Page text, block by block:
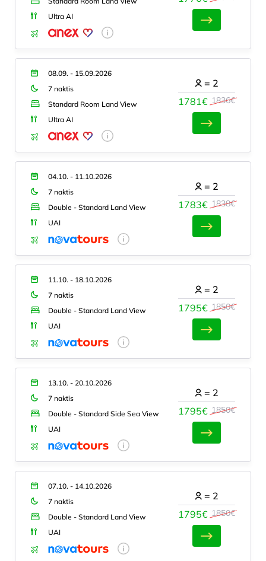
Ultra AI
08.09. - 15.09.2026
7 naktis
Standard Room Land View
Ultra AI
1781€ 1836€
= 2
04.10. - 11.10.2026
7 naktis
Double - Standard Land View
UAI
1783€ 1838€
= 2
11.10. - 18.10.2026
7 naktis
Double - Standard Land View
UAI
1795€ 1850€
= 2
13.10. - 20.10.2026
7 naktis
Double - Standard Side Sea View
UAI
1795€ 1850€
= 2
07.10. - 14.10.2026
7 naktis
Double - Standard Land View
UAI
1795€ 1850€
= 2